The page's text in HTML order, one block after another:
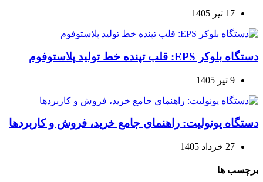
17 تیر 1405
دستگاه بلوکر EPS: قلب تپنده خط تولید پلاستوفوم
9 تیر 1405
دستگاه یونولیت: راهنمای جامع خرید، فروش و کاربردها
27 خرداد 1405
برچسب ها